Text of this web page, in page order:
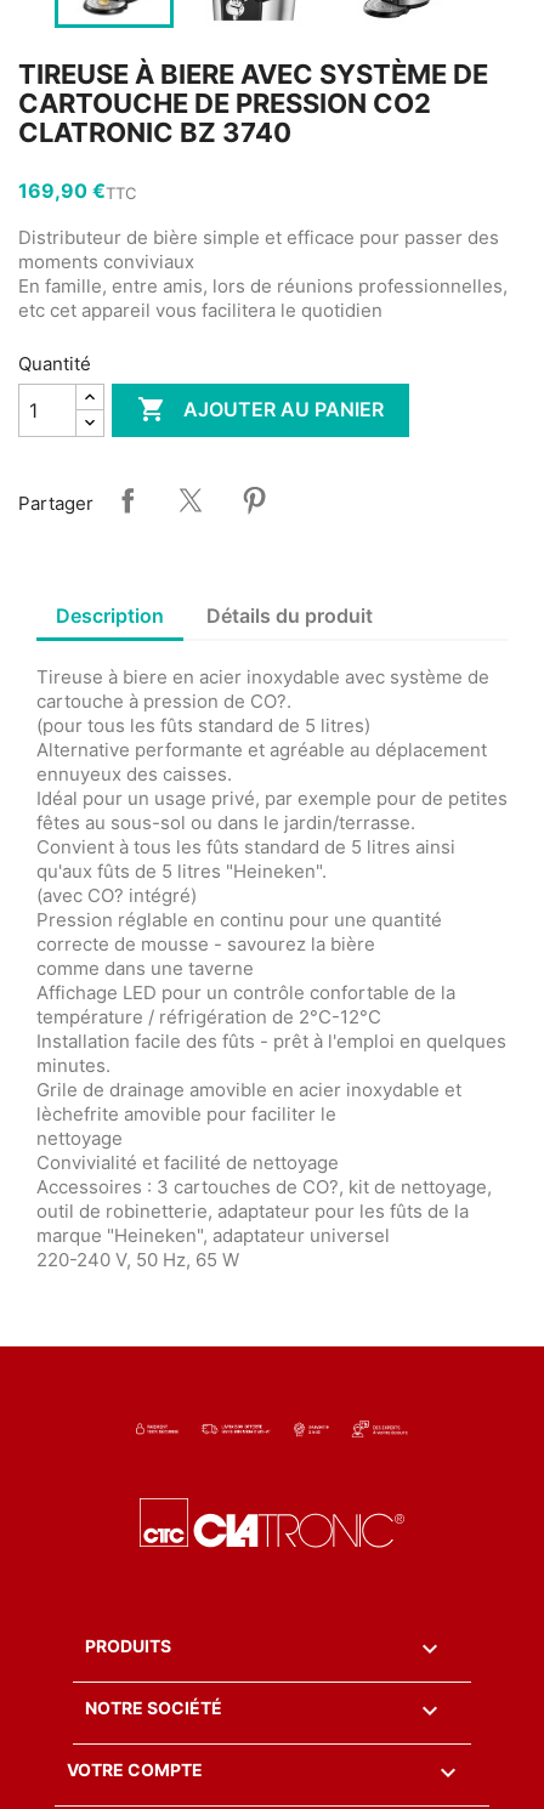
TIREUSE À BIERE AVEC SYSTÈME DE
CARTOUCHE DE PRESSION CO2
CLATRONIC BZ 3740
169,90 €TTC
Distributeur de bière simple et efficace pour passer des
moments conviviaux
En famille, entre amis, lors de réunions professionnelles,
etc cet appareil vous facilitera le quotidien
Quantité
 AJOUTER AU PANIER
Partager
Description Détails du produit
Tireuse à biere en acier inoxydable avec système de
cartouche à pression de CO?.
(pour tous les fûts standard de 5 litres)
Alternative performante et agréable au déplacement
ennuyeux des caisses.
Idéal pour un usage privé, par exemple pour de petites
fêtes au sous-sol ou dans le jardin/terrasse.
Convient à tous les fûts standard de 5 litres ainsi
qu'aux fûts de 5 litres "Heineken".
(avec CO? intégré)
Pression réglable en continu pour une quantité
correcte de mousse - savourez la bière
comme dans une taverne
Affichage LED pour un contrôle confortable de la
température / réfrigération de 2°C-12°C
Installation facile des fûts - prêt à l'emploi en quelques
minutes.
Grile de drainage amovible en acier inoxydable et
lèchefrite amovible pour faciliter le
nettoyage
Convivialité et facilité de nettoyage
Accessoires : 3 cartouches de CO?, kit de nettoyage,
outil de robinetterie, adaptateur pour les fûts de la
marque "Heineken", adaptateur universel
220-240 V, 50 Hz, 65 W
PRODUITS 
NOTRE SOCIÉTÉ 
VOTRE COMPTE 